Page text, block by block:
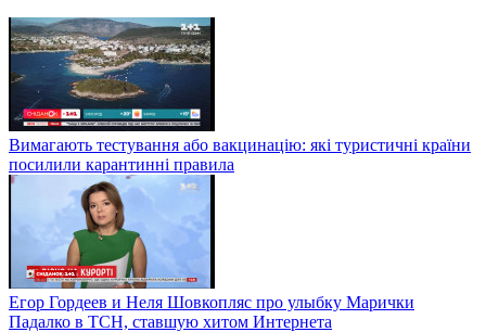
Вимагають тестування або вакцинацію: які туристичні країни
посилили карантинні правила
Егор Гордеев и Неля Шовкопляс про улыбку Марички
Падалко в ТСН, ставшую хитом Интернета